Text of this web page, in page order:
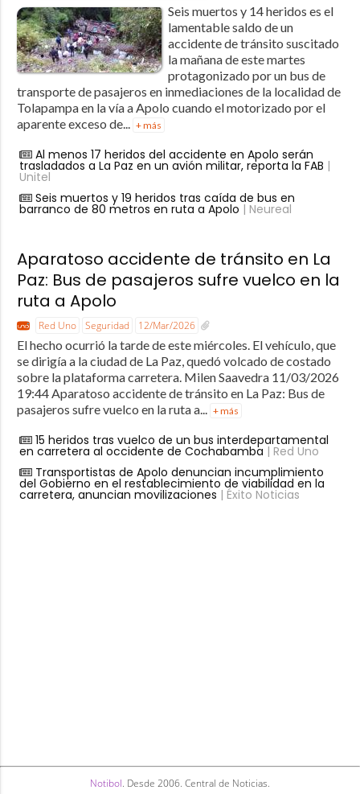
Seis muertos y 14 heridos es el
lamentable saldo de un
accidente de tránsito suscitado
la mañana de este martes
protagonizado por un bus de
transporte de pasajeros en inmediaciones de la localidad de
Tolapampa en la vía a Apolo cuando el motorizado por el
aparente exceso de... + más
Al menos 17 heridos del accidente en Apolo serán
trasladados a La Paz en un avión militar, reporta la FAB |
Unitel
Seis muertos y 19 heridos tras caída de bus en
barranco de 80 metros en ruta a Apolo | Neureal
Aparatoso accidente de tránsito en La
Paz: Bus de pasajeros sufre vuelco en la
ruta a Apolo
Red Uno Seguridad 12/Mar/2026
El hecho ocurrió la tarde de este miércoles. El vehículo, que
se dirigía a la ciudad de La Paz, quedó volcado de costado
sobre la plataforma carretera. Milen Saavedra 11/03/2026
19:44 Aparatoso accidente de tránsito en La Paz: Bus de
pasajeros sufre vuelco en la ruta a... + más
15 heridos tras vuelco de un bus interdepartamental
en carretera al occidente de Cochabamba | Red Uno
Transportistas de Apolo denuncian incumplimiento
del Gobierno en el restablecimiento de viabilidad en la
carretera, anuncian movilizaciones | Éxito Noticias
Notibol. Desde 2006. Central de Noticias.